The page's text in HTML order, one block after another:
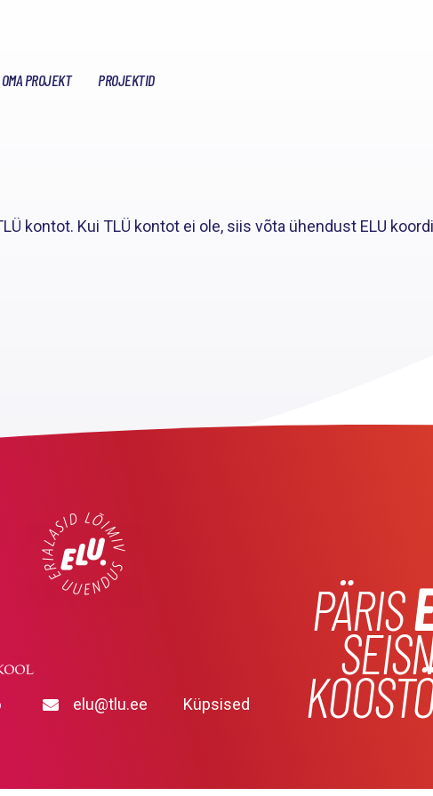
PROJEKT PROJEKTID
kontot. Kui TLÜ kontot ei ole, siis võta ühendust ELU
elu@tlu.ee Küpsised
PÄRIS